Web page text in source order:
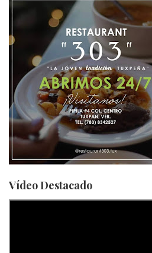
Vídeo Destacado